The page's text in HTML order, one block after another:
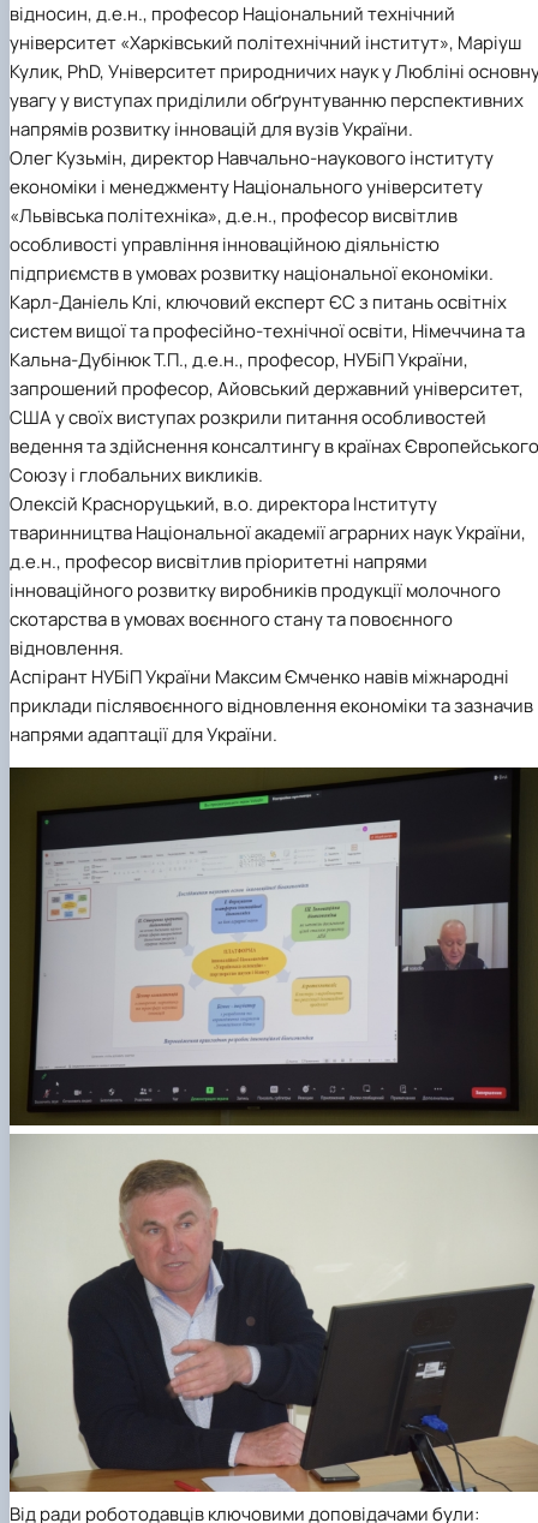
відносин, д.е.н., професор Національний технічний
університет «Харківський політехнічний інститут», Маріуш
Кулик, PhD, Університет природничих наук у Любліні
увагу у виступах приділили обґрунтуванню перспективних
напрямів розвитку інновацій для вузів України.
Олег Кузьмін, директор Навчально-наукового інституту
економіки і менеджменту Національного університету
«Львівська політехніка», д.е.н., професор висвітлив
особливості управління інноваційною діяльністю
підприємств в умовах розвитку національної економіки.
Карл-Даніель Клі, ключовий експерт ЄС з питань освітніх
систем вищої та професійно-технічної освіти, Німеччина та
Кальна-Дубінюк Т.П., д.е.н., професор, НУБіП України,
запрошений професор, Айовський державний університет,
США у своїх виступах розкрили питання особливостей
ведення та здійснення консалтингу в країнах Європейського
Союзу і глобальних викликів.
Олексій Красноруцький, в.о. директора Інституту
тваринництва Національної академії аграрних наук України,
д.е.н., професор висвітлив пріоритетні напрями
інноваційного розвитку виробників продукції молочного
скотарства в умовах воєнного стану та повоєнного
відновлення.
Аспірант НУБіП України Максим Ємченко навів міжнародні
приклади післявоєнного відновлення економіки та зазначив
напрями адаптації для України.
Від ради роботодавців ключовими доповідачами були: